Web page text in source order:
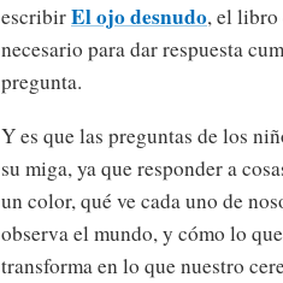
escribirEl ojo desnudo, el libro
necesario para dar respuesta
pregunta.
Y es que las preguntas de los
su miga, ya que responder a
un color, qué ve cada uno de
observa el mundo, y cómo lo
transforma en lo que nuestro